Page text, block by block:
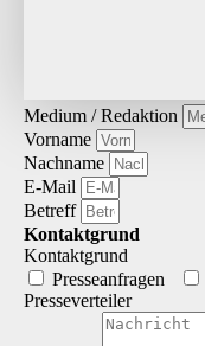
Medium / Redaktion
Vorname
Nachname
E-Mail
Betreff
Kontaktgrund
Kontaktgrund
Presseanfragen
Presseverteiler